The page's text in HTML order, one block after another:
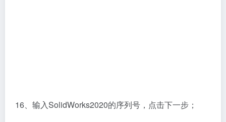
16、输入SolidWorks2020的序列号，点击下一步；